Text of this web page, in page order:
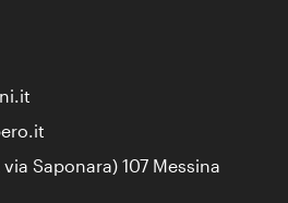
Saponara) 107 Messina